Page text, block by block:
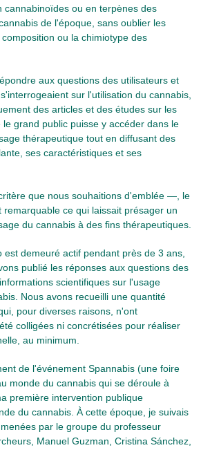
cannabinoïdes ou en terpènes des
de l'époque, sans oublier les
ou la chimiotype des
aux questions des utilisateurs et
sur l'utilisation du cannabis,
des articles et des études sur les
grand public puisse y accéder dans le
thérapeutique tout en diffusant des
ses caractéristiques et ses
que nous souhaitions d'emblée —, le
ce qui laissait présager un
du cannabis à des fins thérapeutiques.
est demeuré actif pendant près de 3 ans,
publié les réponses aux questions des
scientifiques sur l'usage
Nous avons recueilli une quantité
pour diverses raisons, n'ont
colligées ni concrétisées pour réaliser
au minimum.
de l'événement Spannabis (une foire
monde du cannabis qui se déroule à
première intervention publique
du cannabis. À cette époque, je suivais
par le groupe du professeur
Manuel Guzman, Cristina Sánchez,